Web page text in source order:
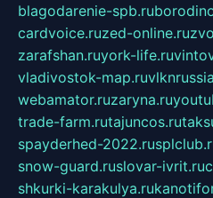
blagodarenie-spb.ru
cardvoice.ruzed-online.ru
zarafshan.ruyork-life.ru
vladivostok-map.ru
webamator.ruzaryna.ru
trade-farm.rutajuncos.ru
spayderhed-2022.ru
snow-guard.ruslovar-ivrit.ru
shkurki-karakulya.ru